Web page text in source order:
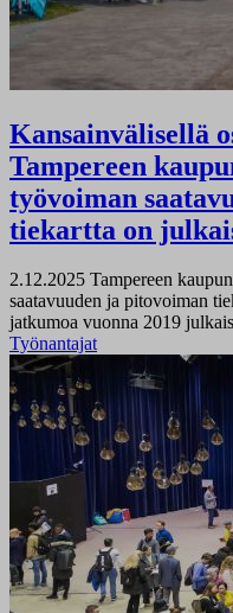
Kansainvälisellä
Tampereen
työvoiman
tiekartta on
2.12.2025 Tampereen
saatavuuden ja pitovoiman
jatkumoa vuonna 2019
Työnantajat